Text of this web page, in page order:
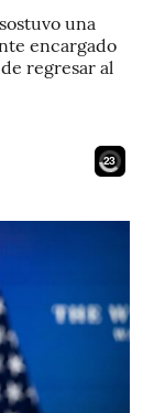
una
encargado
regresar al
22